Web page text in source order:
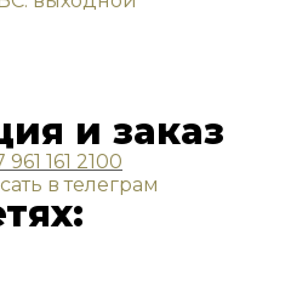
и заказ
961 161 2100
в телеграм